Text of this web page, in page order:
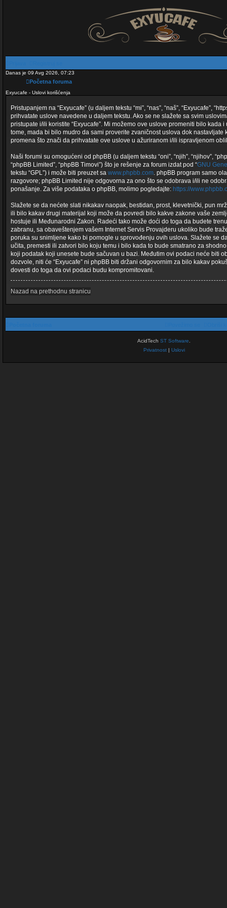
Danas je 09 Avg 2026, 07:23
Početna foruma
Exyucafe - Uslovi korišćenja
Pristupanjem na “Exyucafe” (u daljem tekstu “mi”, “nas”, “naš”, “Exyucafe”,
prihvatate uslove navedene u daljem tekstu. Ako se ne slažete sa svim
pristupate i/ili koristite “Exyucafe”. Mi možemo ove uslove promeniti bilo kada
tome, mada bi bilo mudro da sami proverite zvaničnost uslova dok nastavljate
promena što znači da prihvatate ove uslove u ažuriranom i/ili ispravljenom
Naši forumi su omogućeni od phpBB (u daljem tekstu “oni”, “njih”, “njihov”,
“phpBB Limited”, “phpBB Timovi”) što je rešenje za forum izdat pod “GNU
tekstu “GPL”) i može biti preuzet sa www.phpbb.com. phpBB program samo
razgovore; phpBB Limited nije odgovorna za ono što se odobrava i/ili ne
ponašanje. Za više podataka o phpBB, molimo pogledajte: https://
Slažete se da nećete slati nikakav naopak, bestidan, prost, klevetnički, pun
ili bilo kakav drugi materijal koji može da povredi bilo kakve zakone vaše
hostuje ili Međunarodni Zakon. Radeći tako može doći do toga da budete
zabranu, sa obaveštenjem vašem Internet Servis Provajderu ukoliko bude
poruka su snimljene kako bi pomogle u sprovođenju ovih uslova. Slažete se
učita, premesti ili zatvori bilo koju temu i bilo kada to bude smatrano za
koji podatak koji unesete bude sačuvan u bazi. Međutim ovi podaci neće biti
dozvole, niti će “Exyucafe” ni phpBB biti držani odgovornim za bilo kakav
dovesti do toga da ovi podaci budu kompromitovani.
Nazad na prethodnu stranicu
AcidTech ST Software
Privatnost| Uslovi